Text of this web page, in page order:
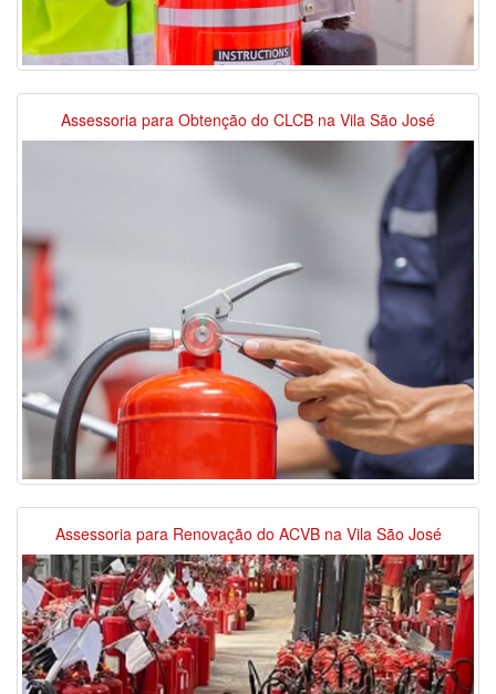
Assessoria para Obtenção do CLCB na Vila São José
Assessoria para Renovação do ACVB na Vila São José